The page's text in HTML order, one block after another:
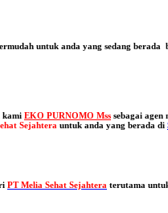
untuk anda yang sedang berada
kami EKO PURNOMO Mss sebagai agen
Sejahtera untuk anda yang berada di
PT Melia Sehat Sejahtera terutama